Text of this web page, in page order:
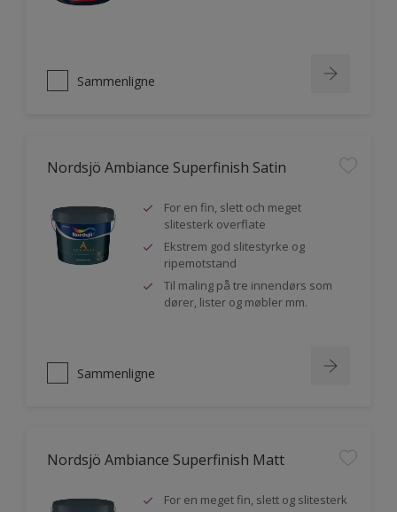
Sammenligne
Nordsjö Ambiance Superfinish Satin
For en fin, slett och meget
slitesterk overflate
Ekstrem god slitestyrke og
ripemotstand
Til maling på tre innendørs som
dører, lister og møbler mm.
Sammenligne
Nordsjö Ambiance Superfinish Matt
For en meget fin, slett og slitesterk